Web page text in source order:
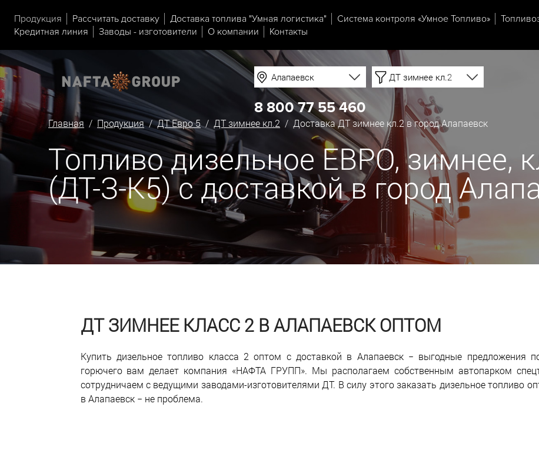
Продукция Рассчитать доставку Доставка топлива "Умная логистика" Система контроля «Умное Топливо»
Кредитная линия
Заводы - изготовители О компании Контакты
Алапаевск ДТ зимнее кл.2
8 800 77 55 460
Главная / Продукция/ДТ Евро 5/ ДТ зимнее кл.2 / Доставка ДТ зимнее кл.2 в город Алапаевск
Топливо дизельное ЕВРО, зимнее,
(ДТ-З-К5) с доставкой в город
ДТ ЗИМНЕЕ КЛАСС 2 В АЛАПАЕВСК ОПТОМ
Купить дизельное топливо класса 2 оптом с доставкой в Алапаевск − выгодные предложения
горючего вам делает компания «НАФТА ГРУПП». Мы располагаем собственным автопарком
сотрудничаем с ведущими заводами-изготовителями ДТ. В силу этого заказать дизельное топливо
в Алапаевск − не проблема.